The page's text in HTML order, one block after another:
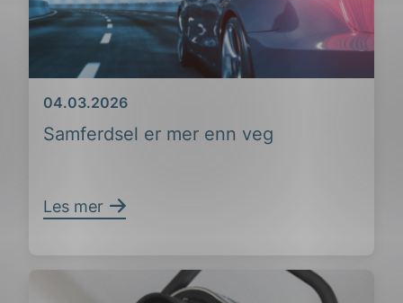
Samferdsel er mer enn veg
Dato
04.03.2026
Les mer